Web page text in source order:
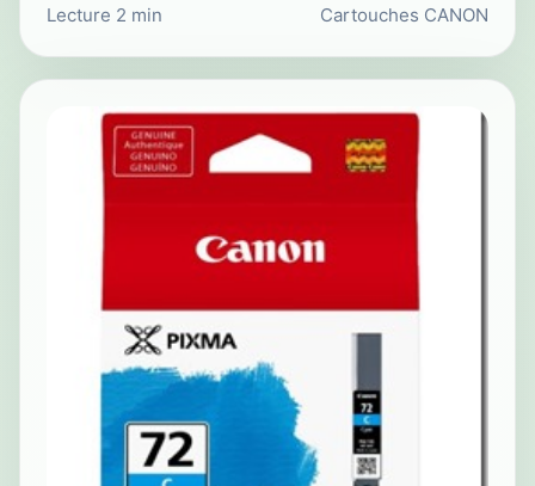
Lecture 2 min Cartouches CANON